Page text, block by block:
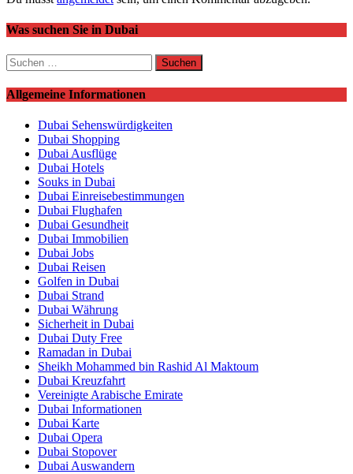
Was suchen Sie in Dubai
Suchen
nach:
Allgemeine Informationen
Dubai Sehenswürdigkeiten
Dubai Shopping
Dubai Ausflüge
Dubai Hotels
Souks in Dubai
Dubai Einreisebestimmungen
Dubai Flughafen
Dubai Gesundheit
Dubai Immobilien
Dubai Jobs
Dubai Reisen
Golfen in Dubai
Dubai Strand
Dubai Währung
Sicherheit in Dubai
Dubai Duty Free
Ramadan in Dubai
Sheikh Mohammed bin Rashid Al Maktoum
Dubai Kreuzfahrt
Vereinigte Arabische Emirate
Dubai Informationen
Dubai Karte
Dubai Opera
Dubai Stopover
Dubai Auswandern